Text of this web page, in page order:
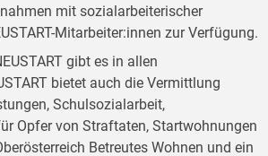
mit sozialarbeiterischer
Mitarbeiter:innen zur Verfügung.
gibt es in allen
bietet auch die Vermittlung
Schulsozialarbeit,
Opfer von Straftaten, Startwohnungen
Betreutes Wohnen und ein